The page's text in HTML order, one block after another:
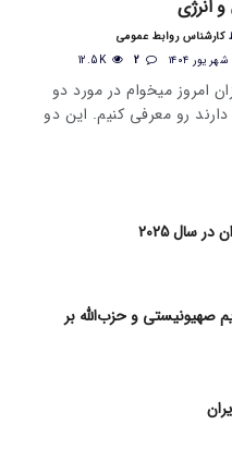
انرژی
کارشناس روابط عمومی
12.5K
امروز میخوام در مورد دو
رو معرفی کنیم. این دو
صهیونیستی و حزب‌الله بر